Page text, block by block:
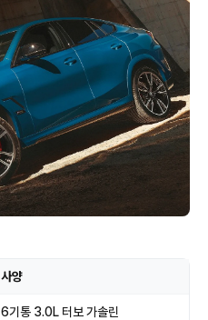
사양
6기통 3.0L 터보 가솔린